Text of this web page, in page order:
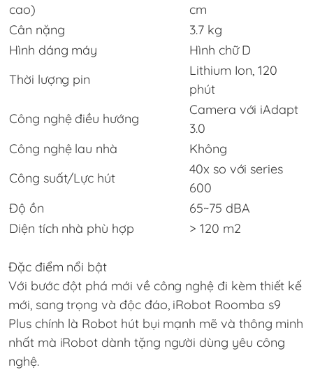
cao)
cm
Cân nặng
3.7 kg
Hình dáng máy
Hình chữ D
Thời lượng pin
Lithium Ion, 120
phút
Công nghệ điều hướng
Camera với iAdapt
3.0
Công nghệ lau nhà
Không
Công suất/Lực hút
40x so với series
600
Độ ồn
65~75 dBA
Diện tích nhà phù hợp
> 120 m2
Đặc điểm nổi bật
Với bước đột phá mới về công nghệ đi kèm thiết kế
mới, sang trọng và độc đáo, iRobot Roomba s9
Plus chính là Robot hút bụi mạnh mẽ và thông minh
nhất mà iRobot dành tặng người dùng yêu công
nghệ.